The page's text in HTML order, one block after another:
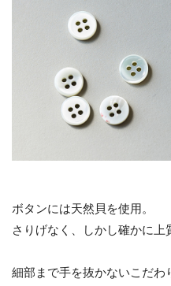
ボタンには天然貝を使用。
さりげなく、しかし確かに上
細部まで手を抜かないこだわ